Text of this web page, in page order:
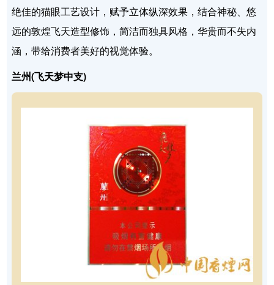
绝佳的猫眼工艺设计，赋予立体纵深效果，结合神秘、悠
远的敦煌飞天造型修饰，简洁而独具风格，华贵而不失内
涵，带给消费者美好的视觉体验。
兰州(飞天梦中支)